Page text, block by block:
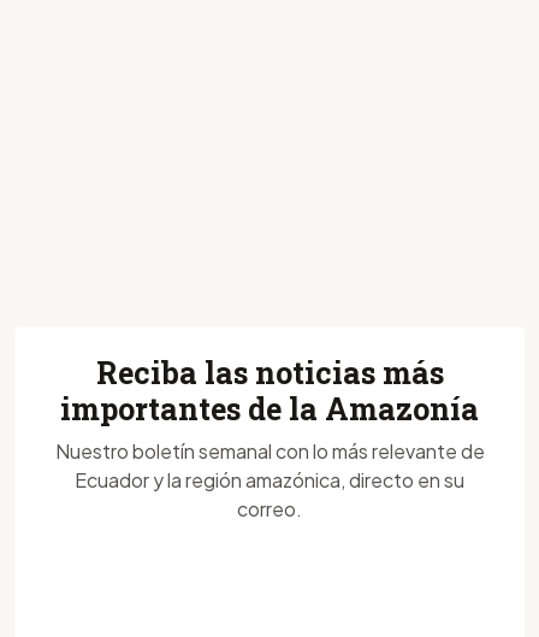
Reciba las noticias más
importantes de la Amazonía
Nuestro boletín semanal con lo más relevante de
Ecuador y la región amazónica, directo en su
correo.